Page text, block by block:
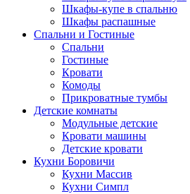
Шкафы-купе в спальню
Шкафы распашные
Спальни и Гостиные
Спальни
Гостиные
Кровати
Комоды
Прикроватные тумбы
Детские комнаты
Модульные детские
Кровати машины
Детские кровати
Кухни Боровичи
Кухни Массив
Кухни Симпл